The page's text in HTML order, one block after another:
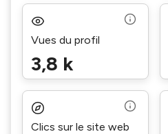
Vues du profil
3,8 k
Clics sur le site web